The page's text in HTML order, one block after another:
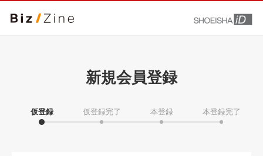
新規会員登録
仮登録 仮登録完了 本登録 本登録完了